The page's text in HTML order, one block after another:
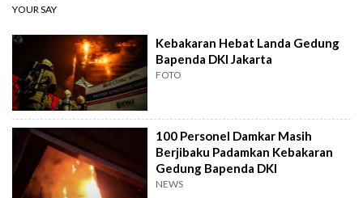
YOUR SAY
Kebakaran Hebat Landa Gedung
Bapenda DKI Jakarta
FOTO
100 Personel Damkar Masih
Berjibaku Padamkan Kebakaran
Gedung Bapenda DKI
NEWS